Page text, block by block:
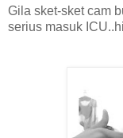
Gila sket-sket cam
serius masuk